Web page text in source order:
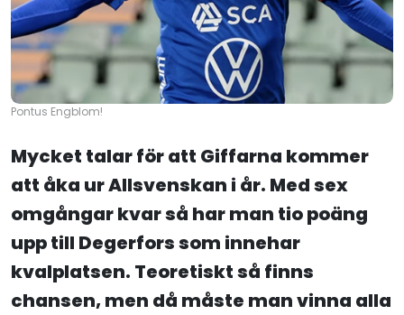
Pontus Engblom!
Mycket talar för att Giffarna kommer
att åka ur Allsvenskan i år. Med sex
omgångar kvar så har man tio poäng
upp till Degerfors som innehar
kvalplatsen. Teoretiskt så finns
chansen, men då måste man vinna alla